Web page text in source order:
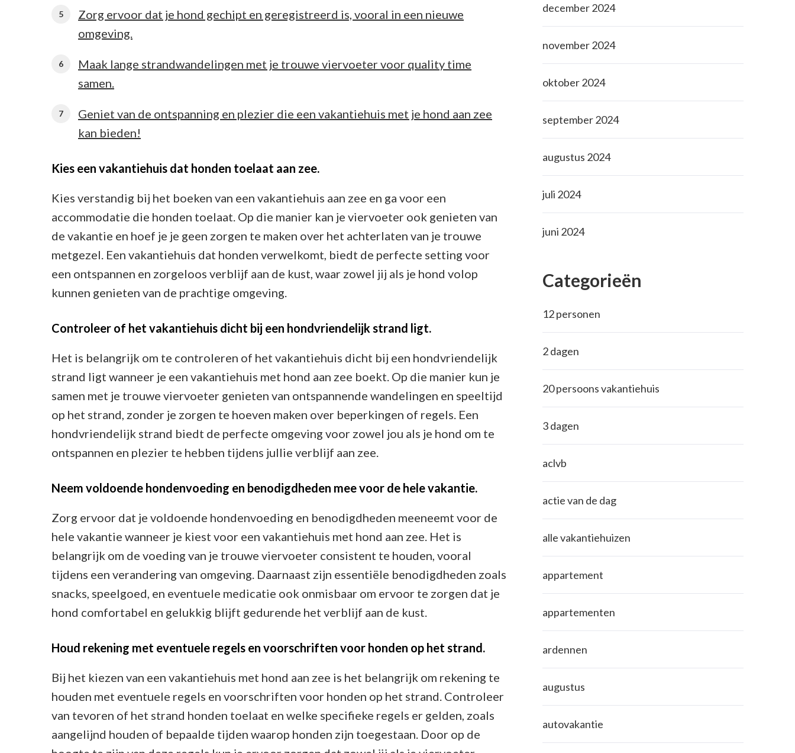
Zorg ervoor dat je hond gechipt en geregistreerd is, vooral in een nieuwe
omgeving.
Maak lange strandwandelingen met je trouwe viervoeter voor quality time
samen.
Geniet van de ontspanning en plezier die een vakantiehuis met je hond aan zee
kan bieden!
Kies een vakantiehuis dat honden toelaat aan zee.
Kies verstandig bij het boeken van een vakantiehuis aan zee en ga voor een
accommodatie die honden toelaat. Op die manier kan je viervoeter ook genieten van
de vakantie en hoef je je geen zorgen te maken over het achterlaten van je trouwe
metgezel. Een vakantiehuis dat honden verwelkomt, biedt de perfecte setting voor
een ontspannen en zorgeloos verblijf aan de kust, waar zowel jij als je hond volop
kunnen genieten van de prachtige omgeving.
Controleer of het vakantiehuis dicht bij een hondvriendelijk strand ligt.
Het is belangrijk om te controleren of het vakantiehuis dicht bij een hondvriendelijk
strand ligt wanneer je een vakantiehuis met hond aan zee boekt. Op die manier kun je
samen met je trouwe viervoeter genieten van ontspannende wandelingen en speeltijd
op het strand, zonder je zorgen te hoeven maken over beperkingen of regels. Een
hondvriendelijk strand biedt de perfecte omgeving voor zowel jou als je hond om te
ontspannen en plezier te hebben tijdens jullie verblijf aan zee.
Neem voldoende hondenvoeding en benodigdheden mee voor de hele vakantie.
Zorg ervoor dat je voldoende hondenvoeding en benodigdheden meeneemt voor de
hele vakantie wanneer je kiest voor een vakantiehuis met hond aan zee. Het is
belangrijk om de voeding van je trouwe viervoeter consistent te houden, vooral
tijdens een verandering van omgeving. Daarnaast zijn essentiële benodigdheden zoals
snacks, speelgoed, en eventuele medicatie ook onmisbaar om ervoor te zorgen dat je
hond comfortabel en gelukkig blijft gedurende het verblijf aan de kust.
Houd rekening met eventuele regels en voorschriften voor honden op het strand.
Bij het kiezen van een vakantiehuis met hond aan zee is het belangrijk om rekening te
houden met eventuele regels en voorschriften voor honden op het strand. Controleer
van tevoren of het strand honden toelaat en welke specifieke regels er gelden, zoals
aangelijnd houden of bepaalde tijden waarop honden zijn toegestaan. Door op de
december 2024
november 2024
oktober 2024
september 2024
augustus 2024
juli 2024
juni 2024
Categorieën
12 personen
2 dagen
20 persoons vakantiehuis
3 dagen
aclvb
actie van de dag
alle vakantiehuizen
appartement
appartementen
ardennen
augustus
autovakantie